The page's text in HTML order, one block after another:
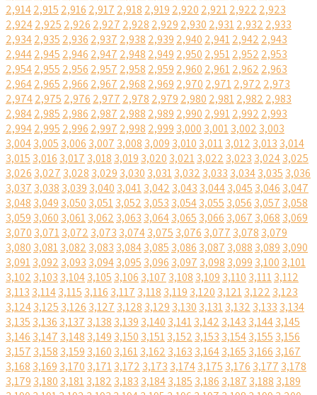
2,9142,915 2,916 2,917 2,918 2,919 2,920 2,9212,922 2,923
2,9242,925 2,926 2,927 2,928 2,929 2,930 2,9312,932 2,933
2,9342,935 2,936 2,937 2,938 2,939 2,940 2,9412,942 2,943
2,9442,945 2,946 2,947 2,948 2,949 2,950 2,9512,952 2,953
2,9542,955 2,956 2,957 2,958 2,959 2,960 2,9612,962 2,963
2,9642,965 2,966 2,967 2,968 2,969 2,970 2,9712,972 2,973
2,9742,975 2,976 2,977 2,978 2,979 2,980 2,9812,982 2,983
2,9842,985 2,986 2,987 2,988 2,989 2,990 2,9912,992 2,993
2,9942,995 2,996 2,997 2,998 2,999 3,000 3,0013,002 3,003
3,0043,005 3,006 3,007 3,008 3,009 3,010 3,0113,012 3,013 3,014
3,015 3,016 3,017 3,018 3,019 3,020 3,0213,022 3,023 3,0243,025
3,026 3,027 3,028 3,029 3,030 3,0313,032 3,033 3,0343,035 3,036
3,037 3,038 3,039 3,040 3,0413,042 3,043 3,0443,045 3,046 3,047
3,048 3,049 3,050 3,0513,052 3,053 3,0543,055 3,056 3,057 3,058
3,059 3,060 3,0613,062 3,063 3,0643,065 3,066 3,067 3,068 3,069
3,070 3,0713,072 3,073 3,0743,075 3,076 3,077 3,078 3,079
3,080 3,0813,082 3,083 3,0843,085 3,086 3,087 3,088 3,089 3,090
3,0913,092 3,093 3,0943,095 3,096 3,097 3,098 3,099 3,100 3,101
3,102 3,103 3,1043,105 3,106 3,107 3,108 3,109 3,110 3,1113,112
3,113 3,1143,115 3,116 3,117 3,118 3,119 3,120 3,1213,122 3,123
3,1243,125 3,126 3,127 3,128 3,129 3,130 3,1313,132 3,133 3,134
3,135 3,136 3,137 3,138 3,139 3,140 3,1413,142 3,143 3,1443,145
3,146 3,147 3,148 3,149 3,150 3,1513,152 3,153 3,1543,155 3,156
3,157 3,158 3,159 3,160 3,1613,162 3,163 3,1643,165 3,166 3,167
3,168 3,169 3,170 3,1713,172 3,173 3,1743,175 3,176 3,177 3,178
3,179 3,180 3,1813,182 3,183 3,1843,185 3,186 3,187 3,188 3,189